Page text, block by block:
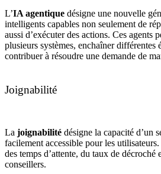
L’IA agentique désigne une nouvelle
intelligents capables non seulement de
aussi d’exécuter des actions. Ces agents
plusieurs systèmes, enchaîner différentes
contribuer à résoudre une demande de
Joignabilité
La joignabilité désigne la capacité d’un
facilement accessible pour les
des temps d’attente, du taux de
conseillers.